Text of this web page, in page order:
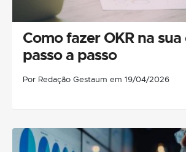
Como fazer OKR na
passo a passo
Por Redação Gestaum em 19/04/2026